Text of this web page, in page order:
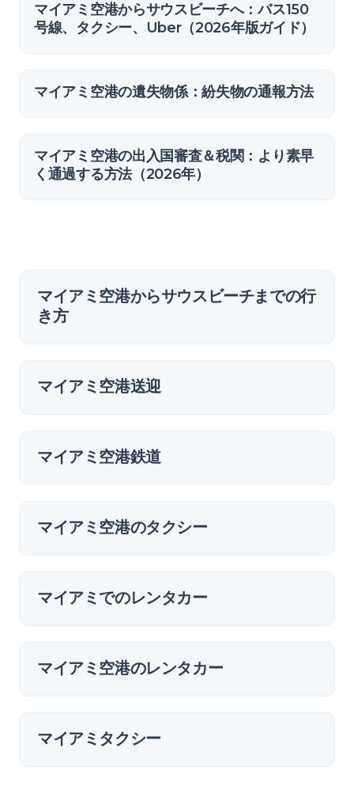
マイアミ空港からサウスビーチへ：バス150
号線、タクシー、Uber（2026年版ガイド）
マイアミ空港の遺失物係：紛失物の通報方法
マイアミ空港の出入国審査＆税関：より素早
く通過する方法（2026年）
マイアミ空港からサウスビーチまでの行
き方
マイアミ空港送迎
マイアミ空港鉄道
マイアミ空港のタクシー
マイアミでのレンタカー
マイアミ空港のレンタカー
マイアミタクシー